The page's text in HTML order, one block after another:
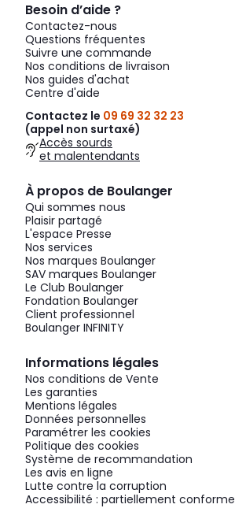
Besoin d’aide ?
Contactez-nous
Questions fréquentes
Suivre une commande
Nos conditions de livraison
Nos guides d'achat
Centre d'aide
Contactez le 09 69 32 32 23
(appel non surtaxé)
Accès sourds
et malentendants
À propos de Boulanger
Qui sommes nous
Plaisir partagé
L'espace Presse
Nos services
Nos marques Boulanger
SAV marques Boulanger
Le Club Boulanger
Fondation Boulanger
Client professionnel
Boulanger INFINITY
Informations légales
Nos conditions de Vente
Les garanties
Mentions légales
Données personnelles
Paramétrer les cookies
Politique des cookies
Système de recommandation
Les avis en ligne
Lutte contre la corruption
Accessibilité : partiellement conforme